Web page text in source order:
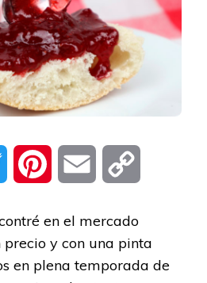
Twitter Pinterest Email
en el mercado
y con una pinta
en plena temporada de